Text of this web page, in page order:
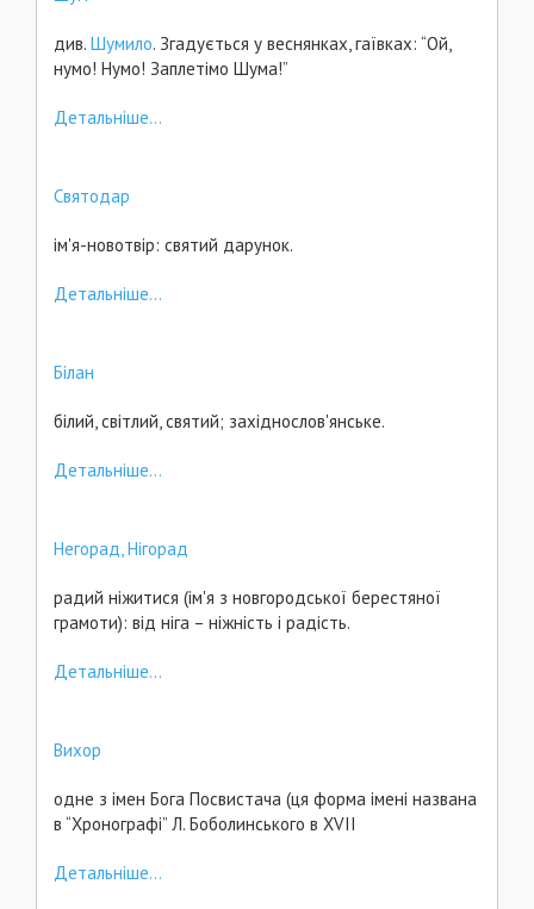
див. Шумило. Згадується у веснянках, гаївках: “Ой,
нумо! Нумо! Заплетімо Шума!”
Детальніше...
Святодар
ім'я-новотвір: святий дарунок.
Детальніше...
Білан
білий, світлий, святий; західнослов'янське.
Детальніше...
Негорад, Нігорад
радий ніжитися (ім'я з новгородської берестяної
грамоти): від ніга – ніжність і радість.
Детальніше...
Вихор
одне з імен Бога Посвистача (ця форма імені названа
в “Хронографі” Л. Боболинського в ХVІІ
Детальніше...